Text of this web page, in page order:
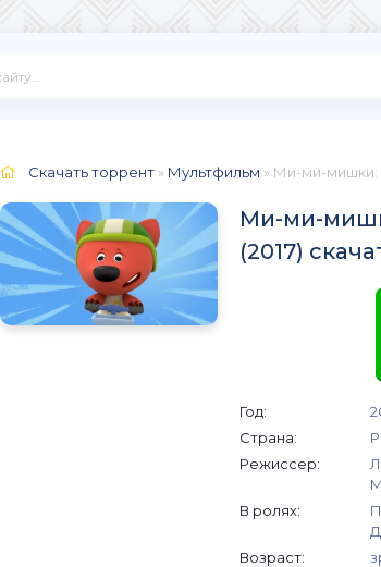
Скачать торрент » Мультфильм » Ми-ми-мишки:
Ми-ми-
(2017)
Год:
Страна:
Режиссер:
В ролях:
Возраст: